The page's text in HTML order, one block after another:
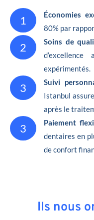
1 Économies
80% par
2 Soins de
expérimentés.
3 Suivi
Istanbul
après le
3 Paiement
dentaires en
de confort
Ils nous